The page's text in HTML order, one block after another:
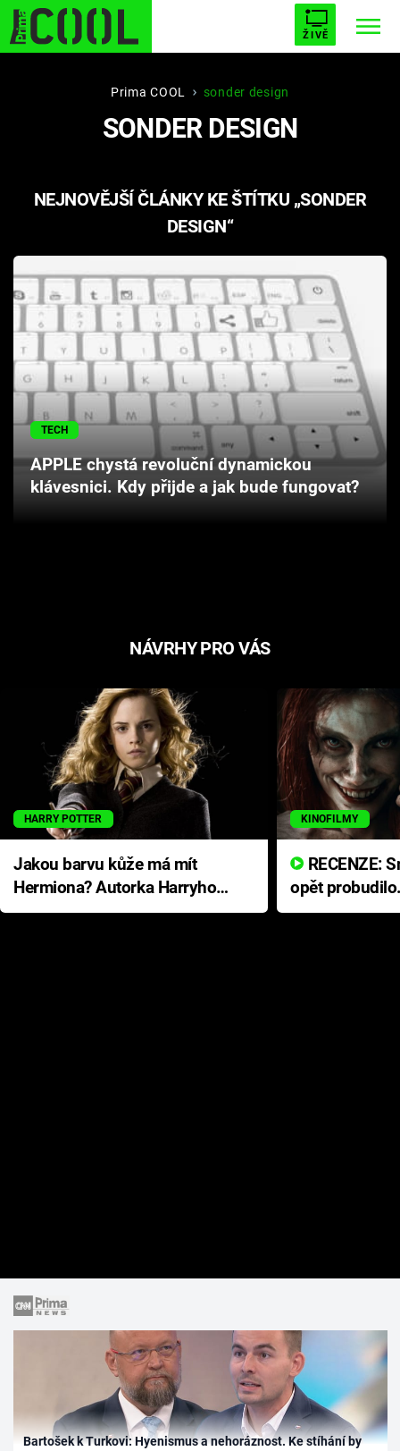
ŽIVĚ
STARHOUSE BUFFY, PŘEMOŽITELKA UPÍRŮ
PLNEJ KOTEL AVENGERS 5
Filmy
Seriály
Hry
Cool Esport
Pořady
Prima COOL sonder design
SONDER DESIGN
NEJNOVĚJŠÍ ČLÁNKY KE ŠTÍTKU „SONDER
DESIGN“
TECH
APPLE chystá revoluční dynamickou
klávesnici. Kdy přijde a jak bude fungovat?
NÁVRHY PRO VÁS
HARRY POTTER
Jakou barvu kůže má mít
Hermiona? Autorka Harryho
Pottera přišla s ráznou
KINOFILMY
opět
přichází s
Bartošek k Turkovi: Hyenismus a nehoráznost. Ke stíhání by